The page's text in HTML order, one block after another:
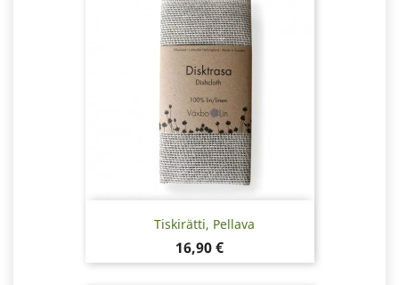
Tiskirätti, Pellava
Hinta
16,90 €